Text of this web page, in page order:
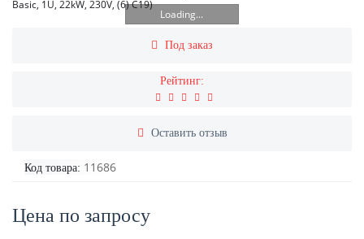
Loading...
Под заказ
Рейтинг:
Оставить отзыв
Код товара: 11686
Цена по запросу